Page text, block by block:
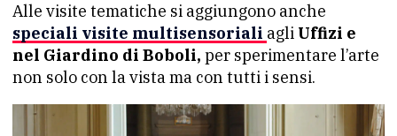
Alle visite tematiche si aggiungono anche
speciali visite multisensoriali agli Uffizi e
nel Giardino di Boboli, per sperimentare l’arte
non solo con la vista ma con tutti i sensi.